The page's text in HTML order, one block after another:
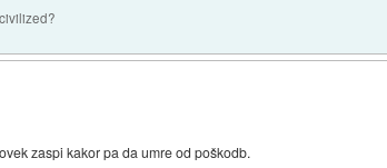
zaspi kakor pa da umre od poškodb.